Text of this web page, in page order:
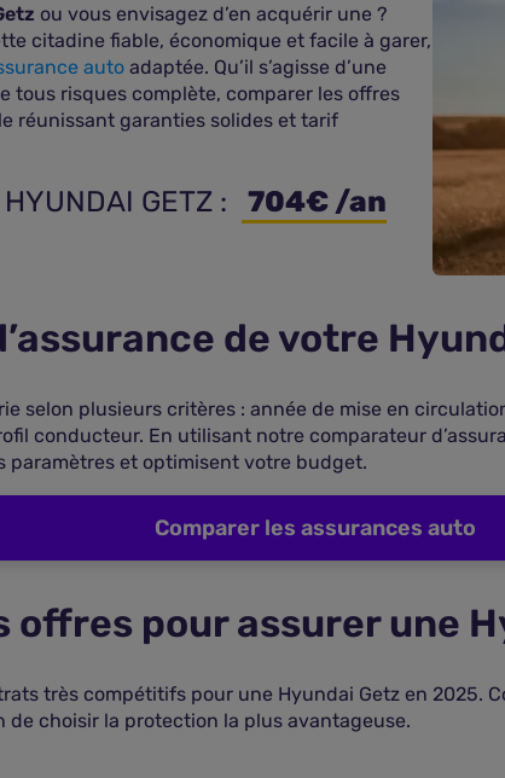
ou vous envisagez d’en acquérir une ?
citadine fiable, économique et facile à garer,
auto adaptée. Qu’il s’agisse d’une
tous risques complète, comparer les offres
réunissant garanties solides et tarif
GETZ : 704€ /an
de votre
selon plusieurs critères : année de mise en
conducteur. En utilisant notre comparateur
paramètres et optimisent votre budget.
Comparer les assurances auto
offres pour assurer une
très compétitifs pour une Hyundai Getz en 2025.
de choisir la protection la plus avantageuse.